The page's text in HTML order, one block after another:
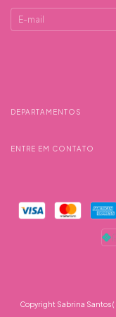
DEPARTAMENTOS
ENTRE EM CONTATO
Copyright Sabrina Santos